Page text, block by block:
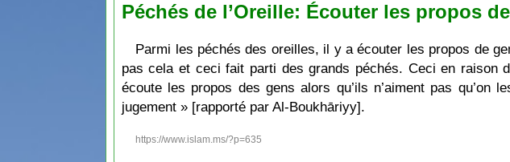
Péchés de l’Oreille: Écouter les propos
Parmi les péchés des oreilles, il y a écouter les propos de
pas cela et ceci fait parti des grands péchés. Ceci en
écoute les propos des gens alors qu’ils n’aiment pas
jugement » [rapporté par Al-Boukhāriyy].
https://www.islam.ms/?p=635